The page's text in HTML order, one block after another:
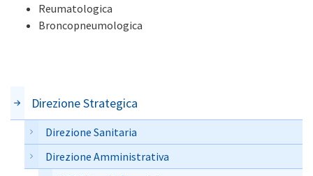
Reumatologica
Broncopneumologica
Direzione Strategica
Direzione Sanitaria
Direzione Amministrativa